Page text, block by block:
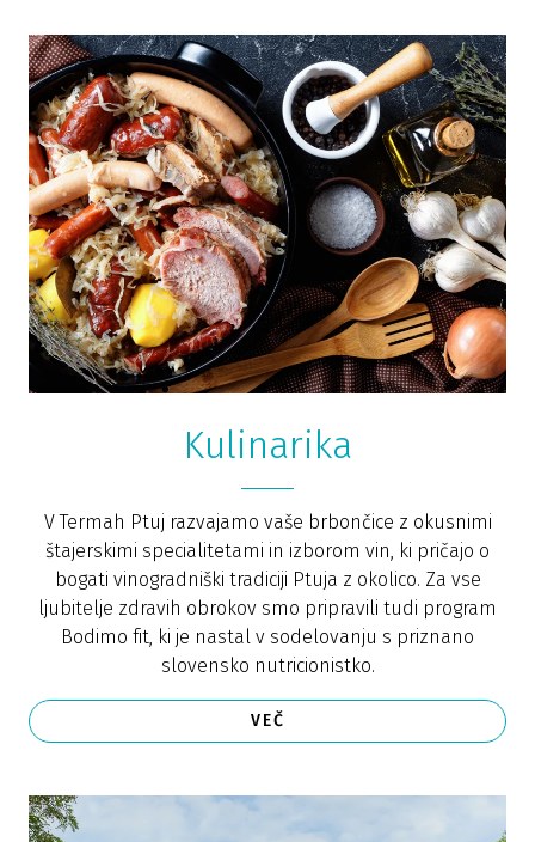
Kulinarika
V Termah Ptuj razvajamo vaše brbončice z okusnimi
štajerskimi specialitetami in izborom vin, ki pričajo o
bogati vinogradniški tradiciji Ptuja z okolico. Za vse
ljubitelje zdravih obrokov smo pripravili tudi program
Bodimo fit, ki je nastal v sodelovanju s priznano
slovensko nutricionistko.
VEČ